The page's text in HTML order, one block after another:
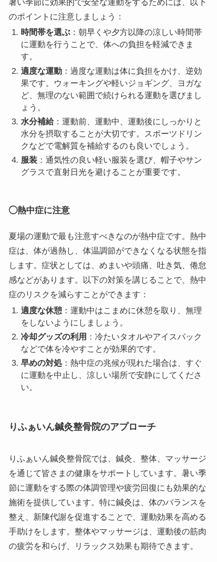
暑い季節に効果的で安全な運動をするためには、以下
のポイントに注意しましょう：
時間帯を選ぶ ：朝早くや夕方以降の涼しい時間帯
に運動を行うことで、体への負担を軽減できま
す。
適度な運動 ：過度な運動は体に負担をかけ、逆効
果です。ウォーキングや軽いジョギング、ヨガな
ど、無理のない範囲で続けられる運動を選びまし
ょう。
水分補給：運動前、運動中、運動後にしっかりと
水分を摂取することが大切です。スポーツドリン
クなどで電解質を補給するのも良いでしょう。
服装 ：通気性の良い軽い服装を選び、帽子やサン
グラスで直射日光を避けることが重要です。
◯熱中症に注意
夏場の運動で最も注意すべきなのが熱中症です。熱中
症は、体が過熱し、体温調節ができなくなる状態を指
します。症状としては、めまいや頭痛、吐き気、倦怠
感などがあります。以下の対策を講じることで、熱中
症のリスクを減らすことができます：
適度な休憩 ：運動中はこまめに休憩を取り、無理
をしないようにしましょう。
冷却グッズの利用 ：冷たいタオルやアイスパック
などで体を冷やすことが効果的です。
早めの対処 ：熱中症の兆候が現れた場合は、すぐ
に運動を中止し、涼しい場所で安静にしてくださ
い。
りふぁいん鍼灸整骨院のアプローチ
りふぁいん鍼灸整骨院では、鍼灸、整体、マッサージ
を通じて皆さまの健康をサポートしています。暑い季
節に運動をする際の体調管理や疲労回復にも効果的な
施術を提供しています。特に鍼灸は、体のバランスを
整え、新陳代謝を促進することで、運動効果を高める
手助けをします。整体やマッサージは、運動後の筋肉
の疲労を和らげ、リラックス効果も期待できます。